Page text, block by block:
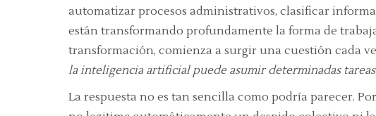
automatizar procesos administrativos, clasificar
están transformando profundamente la forma de
transformación, comienza a surgir una cuestión cada
la inteligencia artificial puede asumir determinadas
La respuesta no es tan sencilla como podría parecer.